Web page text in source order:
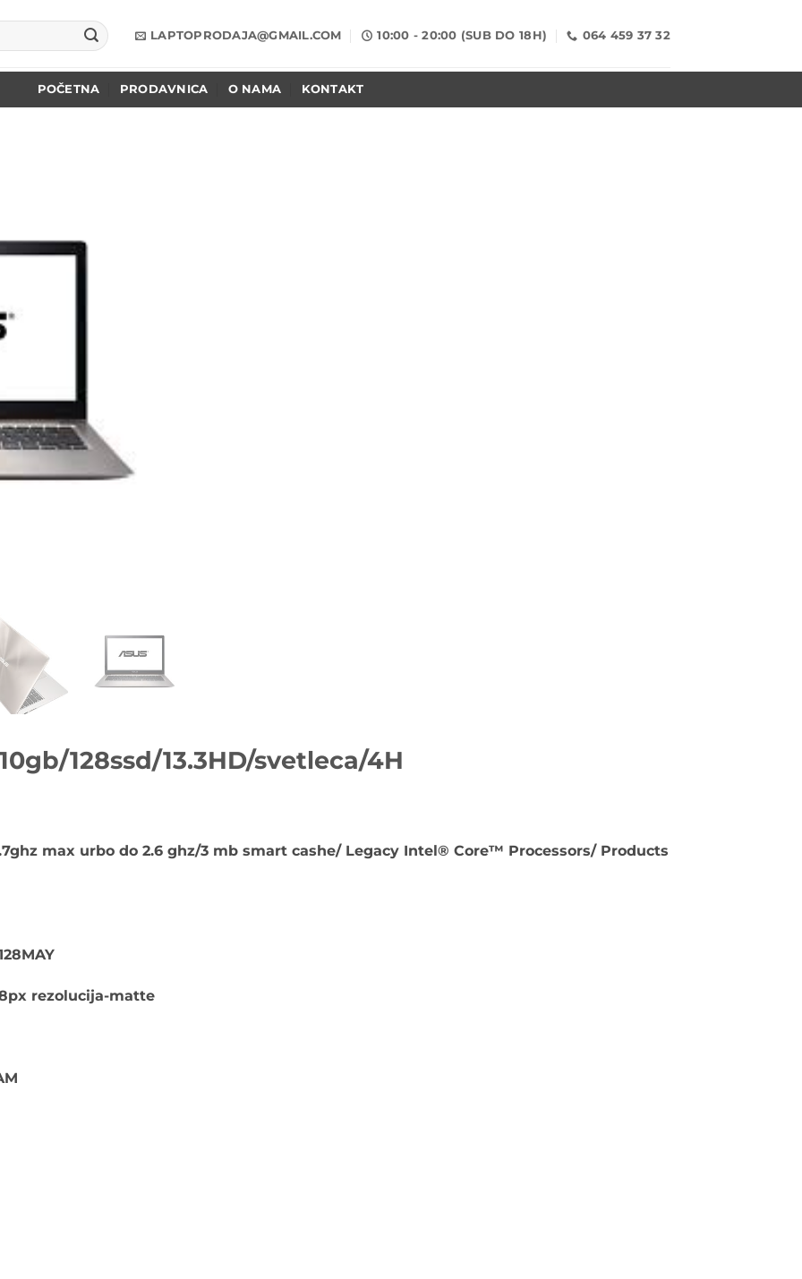
LAPTOPRODAJA@GMAIL.COM 10:00 - 20:00 (SUB DO 18H) 064 459 37 32
POČETNA PRODAVNICA O NAMA KONTAKT
128ssd/13.3HD/svetleca/4H
max urbo do 2.6 ghz/3 mb smart cashe/ Legacy Intel® Core™ Processors/ Products
rezolucija-matte